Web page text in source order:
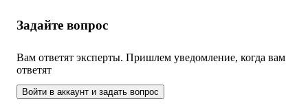
Задайте вопрос
Вам ответят эксперты. Пришлем уведомление, когда вам
ответят
Войти в аккаунт и задать вопрос